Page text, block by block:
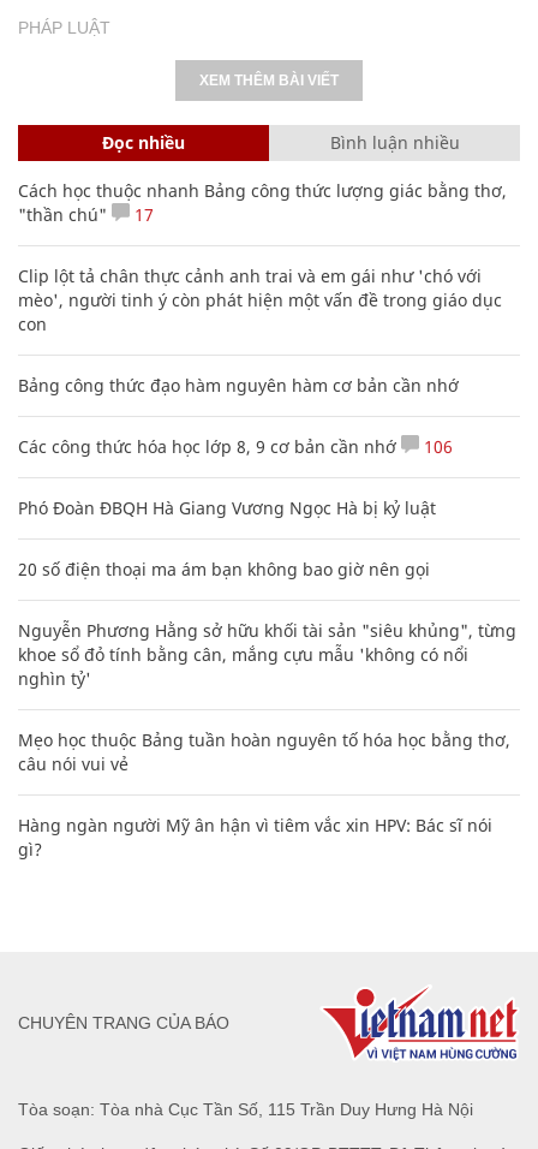
PHÁP LUẬT
XEM THÊM BÀI VIẾT
Đọc nhiều Bình luận nhiều
Cách học thuộc nhanh Bảng công thức lượng giác bằng thơ,
"thần chú"
17
Clip lột tả chân thực cảnh anh trai và em gái như 'chó với
mèo', người tinh ý còn phát hiện một vấn đề trong giáo dục
con
Bảng công thức đạo hàm nguyên hàm cơ bản cần nhớ
Các công thức hóa học lớp 8, 9 cơ bản cần nhớ 106
Phó Đoàn ĐBQH Hà Giang Vương Ngọc Hà bị kỷ luật
20 số điện thoại ma ám bạn không bao giờ nên gọi
Nguyễn Phương Hằng sở hữu khối tài sản "siêu khủng", từng
khoe sổ đỏ tính bằng cân, mắng cựu mẫu 'không có nổi
nghìn tỷ'
Mẹo học thuộc Bảng tuần hoàn nguyên tố hóa học bằng thơ,
câu nói vui vẻ
Hàng ngàn người Mỹ ân hận vì tiêm vắc xin HPV: Bác sĩ nói
gì?
Tòa soạn: Tòa nhà Cục Tần Số, 115 Trần Duy Hưng Hà Nội
CHUYÊN TRANG CỦA BÁO